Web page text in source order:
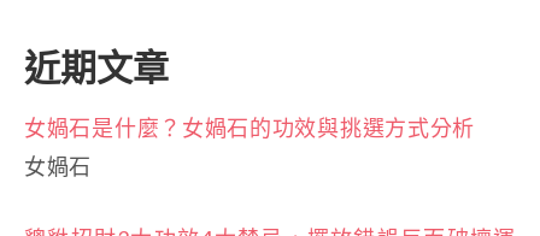
近期文章
女媧石是什麼？女媧石的功效與挑選方式分析
女媧石